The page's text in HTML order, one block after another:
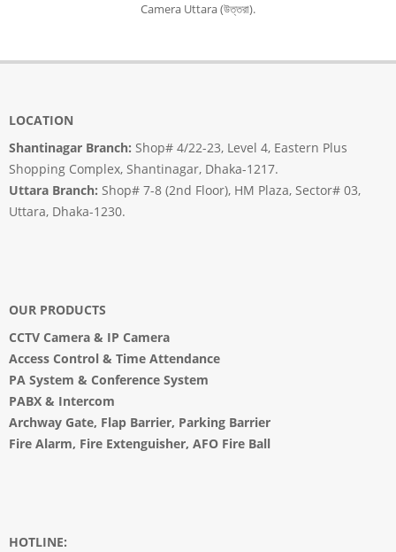
Camera Uttara (উত্তরা).
LOCATION
Shantinagar Branch: Shop# 4/22-23, Level 4, Eastern Plus
Shopping Complex, Shantinagar, Dhaka-1217.
Uttara Branch: Shop# 7-8 (2nd Floor), HM Plaza, Sector# 03,
Uttara, Dhaka-1230.
OUR PRODUCTS
CCTV Camera & IP Camera
Access Control & Time Attendance
PA System & Conference System
PABX & Intercom
Archway Gate, Flap Barrier, Parking Barrier
Fire Alarm, Fire Extenguisher, AFO Fire Ball
HOTLINE: